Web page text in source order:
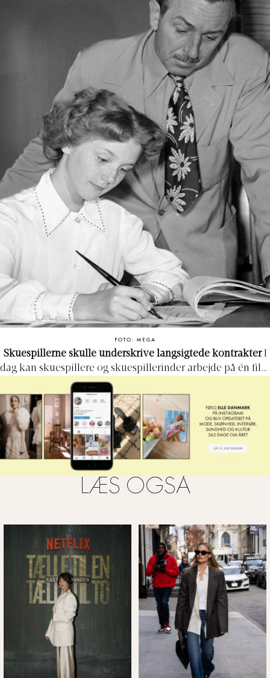
FOTO: MEGA
Skuespillerne skulle underskrive langsigtede kontrakter I
dag kan skuespillere og skuespillerinder arbejde på én film
med ét studie og derefter gå videre til et nyt studie med
deres næste film. Men i den gyldne alder var det
almindeligt for filmselskaber at opdage talenter og få dem
til at underskrive kontrakter, der bandt dem til selskabet i
fire til syv år.
LÆS OGSÅ